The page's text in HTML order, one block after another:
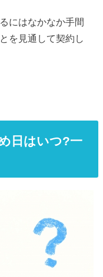
にはなかなか手間
を見通して契約し
日はいつ?一